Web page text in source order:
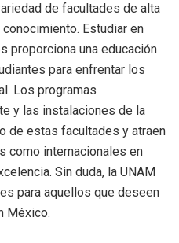
de facultades de alta
Estudiar en
proporciona una educación
para enfrentar los
Los programas
y las instalaciones de la
de estas facultades y atraen
como internacionales en
Sin duda, la UNAM
para aquellos que deseen
México.